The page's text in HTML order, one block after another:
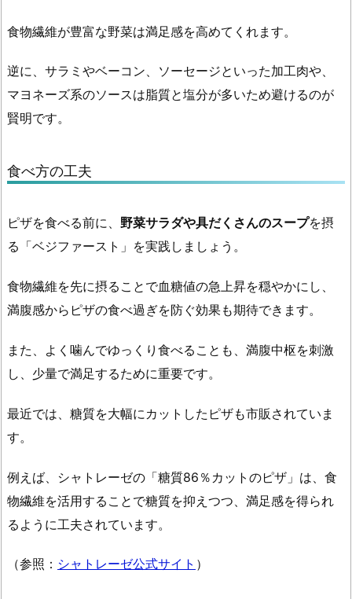
食物繊維が豊富な野菜は満足感を高めてくれます。
逆に、サラミやベーコン、ソーセージといった加工肉や、
マヨネーズ系のソースは脂質と塩分が多いため避けるのが
賢明です。
食べ方の工夫
ピザを食べる前に、 野菜サラダや具だくさんのスープを摂
る「ベジファースト」を実践しましょう。
食物繊維を先に摂ることで血糖値の急上昇を穏やかにし、
満腹感からピザの食べ過ぎを防ぐ効果も期待できます。
また、よく噛んでゆっくり食べることも、満腹中枢を刺激
し、少量で満足するために重要です。
最近では、糖質を大幅にカットしたピザも市販されていま
す。
例えば、シャトレーゼの「糖質86％カットのピザ」は、食
物繊維を活用することで糖質を抑えつつ、満足感を得られ
るように工夫されています。
（参照： シャトレーゼ公式サイト ）